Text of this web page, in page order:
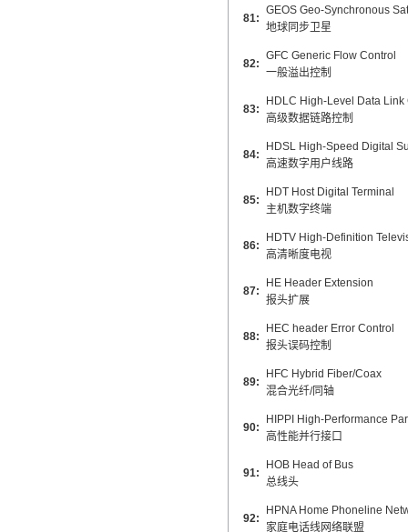
81:
GEOS Geo-Synchronous
地球同步卫星
82:
GFC Generic Flow Control
一般溢出控制
83:
HDLC High-Level Data Link
高级数据链路控制
84:
HDSL High-Speed Digital
高速数字用户线路
85:
HDT Host Digital Terminal
主机数字终端
86:
HDTV High-Definition
高清晰度电视
87:
HE Header Extension
报头扩展
88:
HEC header Error Control
报头误码控制
89:
HFC Hybrid Fiber/Coax
混合光纤/同轴
90:
HIPPI High-Performance
高性能并行接口
91:
HOB Head of Bus
总线头
92:
HPNA Home Phoneline
家庭电话线网络联盟